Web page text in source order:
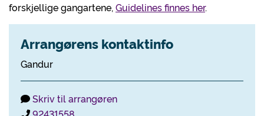
forskjellige gangartene,Guidelines finnes her.
Arrangørens kontaktinfo
Gandur
Skriv til arrangøren